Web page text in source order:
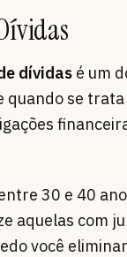
dívidas é um
quando se
30 e 40
aquelas com
você